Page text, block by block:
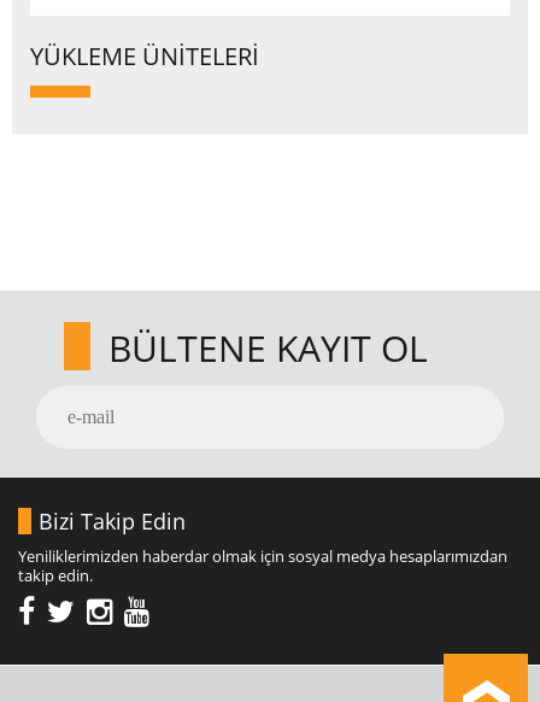
YÜKLEME ÜNİTELERİ
BÜLTENE KAYIT OL
Bizi Takip Edin
Yeniliklerimizden haberdar olmak için sosyal medya hesaplarımızdan
takip edin.